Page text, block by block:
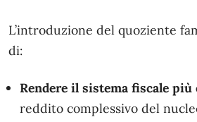
L’introduzione del quoziente
di:
Rendere il sistema fiscale più
reddito complessivo del